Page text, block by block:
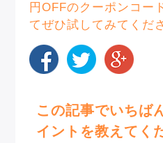
円OFFのクーポンコー
てぜひ試してみてくだ
この記事でいちば
イントを教えてく